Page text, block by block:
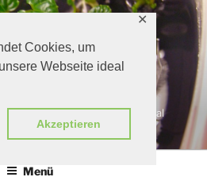
Cookies, um
Webseite ideal
Akzeptieren
✕
assistent | growers personal
Menü